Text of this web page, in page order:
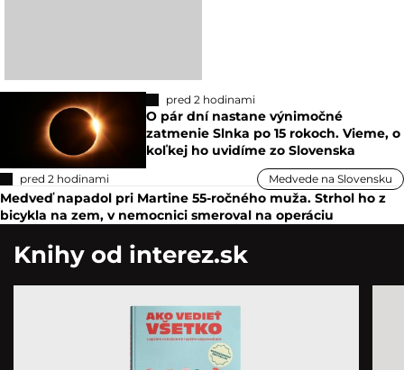
pred 2 hodinami
O pár dní nastane výnimočné
zatmenie Slnka po 15 rokoch. Vieme, o
koľkej ho uvidíme zo Slovenska
pred 2 hodinami Medvede na Slovensku
Medveď napadol pri Martine 55-ročného muža. Strhol ho z
bicykla na zem, v nemocnici smeroval na operáciu
Knihy od interez.sk